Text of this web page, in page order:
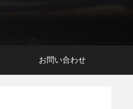
お問い合わせ